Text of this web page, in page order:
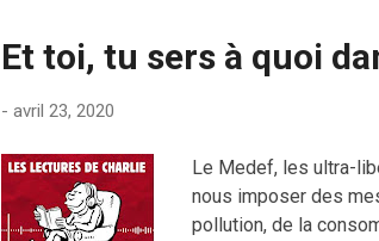
Et toi, tu sers à quoi
- avril 23, 2020
Le Medef, les ultra-
nous imposer des
pollution, de la